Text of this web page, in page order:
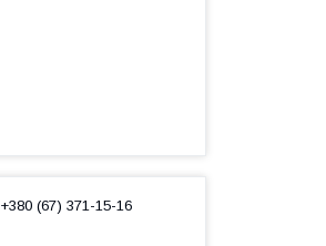
+380 (67) 371-15-16